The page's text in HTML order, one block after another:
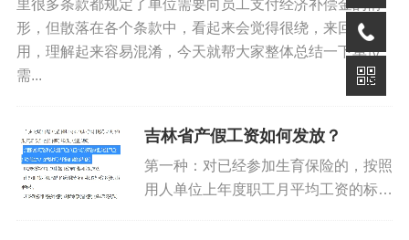
里很多条款都规定了单位需要向员工支付经济补偿金的情
形，但散落在各个条款中，看起来会觉得很绕，来回引
用，理解起来容易混淆，今天就帮大家整体总结一下单位
需...
吉林省产假工资如何发放？
第一种：对已经参加生育保险的，按照
用人单位上年度职工月平均工资的标准